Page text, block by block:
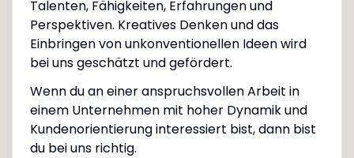
Talenten, Fähigkeiten, Erfahrungen und
Perspektiven. Kreatives Denken und das
Einbringen von unkonventionellen Ideen wird
bei uns geschätzt und gefördert.
Wenn du an einer anspruchsvollen Arbeit in
einem Unternehmen mit hoher Dynamik und
Kundenorientierung interessiert bist, dann bist
du bei uns richtig.